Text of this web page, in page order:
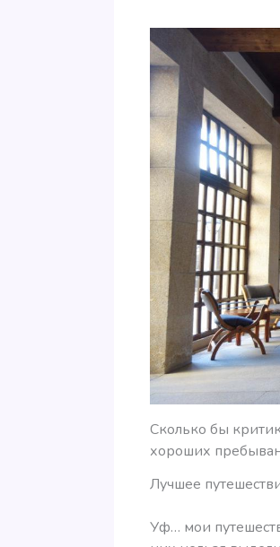
Сколько бы
хороших
Лучшее
Уф… мои